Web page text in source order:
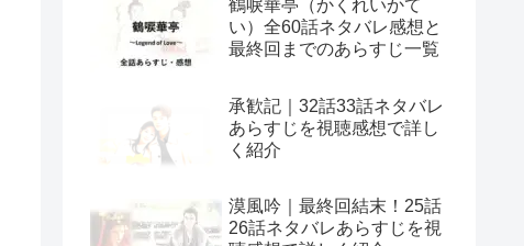
鶴唳華亭（かくれいかて
い）全60話ネタバレ感想と
最終回までのあらすじ一覧
承歓記｜32話33話ネタバレ
あらすじを視聴感想で詳し
く紹介
漠風吟｜最終回結末！25話
26話ネタバレあらすじを視